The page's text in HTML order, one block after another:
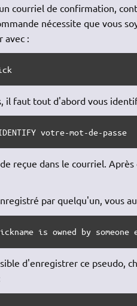
courriel de confirmation,
nécessite que vous
avec :
il faut tout d'abord vous
votre-mot-de-passe
reçue dans le courriel.
par quelqu'un, vous
is owned by someone
d'enregistrer ce pseudo,